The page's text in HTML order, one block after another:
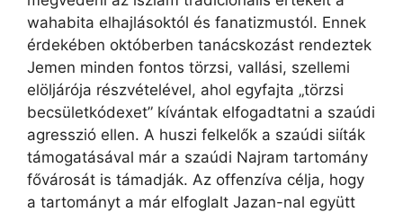
wahabita elhajlásoktól és fanatizmustól. Ennek
érdekében októberben tanácskozást rendeztek
Jemen minden fontos törzsi, vallási, szellemi
elöljárója részvételével, ahol egyfajta „törzsi
becsületkódexet” kívántak elfogadtatni a szaúdi
agresszió ellen. A huszi felkelők a szaúdi siíták
támogatásával már a szaúdi Najram tartomány
fővárosát is támadják. Az offenzíva célja, hogy
a tartományt a már elfoglalt Jazan-nal együtt